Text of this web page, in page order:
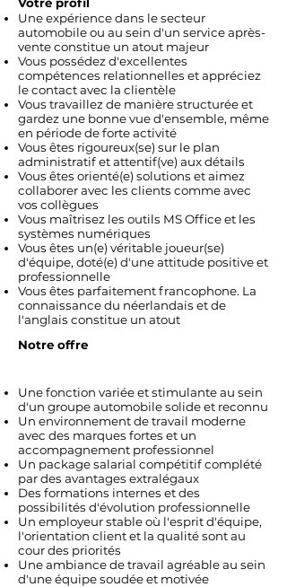
Une expérience dans le secteur
automobile ou au sein d'un service après-
vente constitue un atout majeur
Vous possédez d'excellentes
compétences relationnelles et appréciez
le contact avec la clientèle
Vous travaillez de manière structurée et
gardez une bonne vue d'ensemble, même
en période de forte activité
Vous êtes rigoureux(se) sur le plan
administratif et attentif(ve) aux détails
Vous êtes orienté(e) solutions et aimez
collaborer avec les clients comme avec
vos collègues
Vous maîtrisez les outils MS Office et les
systèmes numériques
Vous êtes un(e) véritable joueur(se)
d'équipe, doté(e) d'une attitude positive et
professionnelle
Vous êtes parfaitement francophone. La
connaissance du néerlandais et de
l'anglais constitue un atout
Notre offre
Une fonction variée et stimulante au sein
d'un groupe automobile solide et reconnu
Un environnement de travail moderne
avec des marques fortes et un
accompagnement professionnel
Un package salarial compétitif complété
par des avantages extralégaux
Des formations internes et des
possibilités d'évolution professionnelle
Un employeur stable où l'esprit d'équipe,
l'orientation client et la qualité sont au
cour des priorités
Une ambiance de travail agréable au sein
d'une équipe soudée et motivée